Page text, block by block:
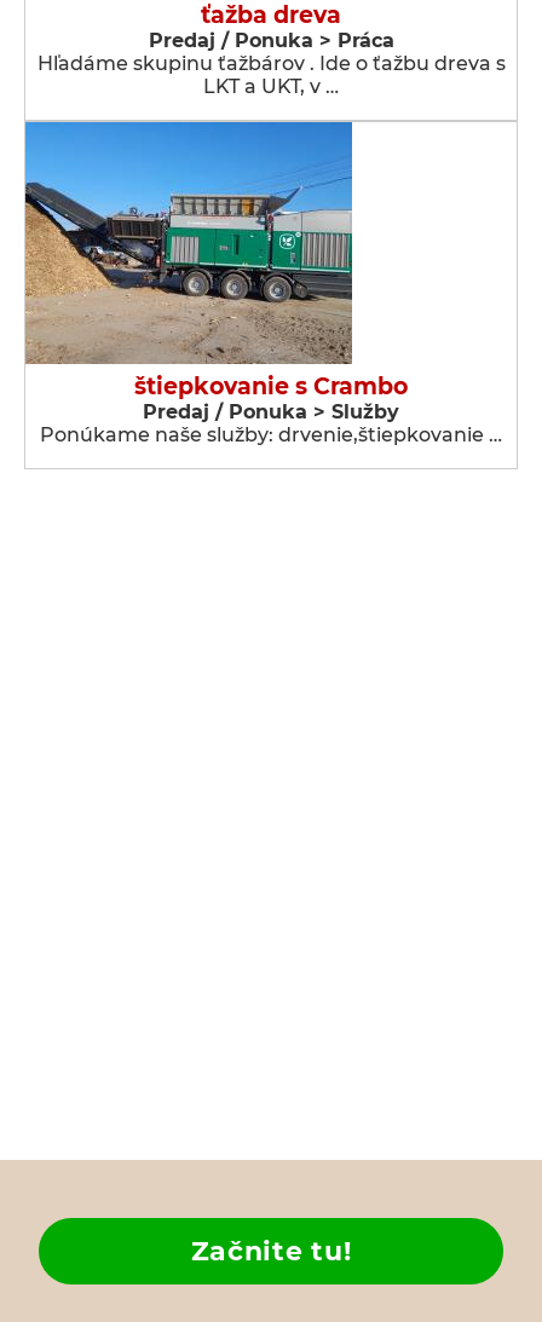
ťažba dreva
Predaj / Ponuka > Práca
Hľadáme skupinu ťažbárov . Ide o ťažbu dreva s
LKT a UKT, v …
štiepkovanie s Crambo
Predaj / Ponuka > Služby
Ponúkame naše služby: drvenie,štiepkovanie …
Začnite tu!